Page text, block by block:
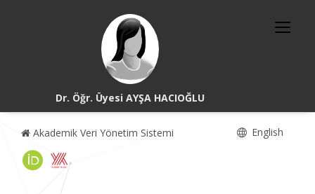
Dr. Öğr. Üyesi AYŞA HACIOĞLU
Akademik Veri Yönetim Sistemi English